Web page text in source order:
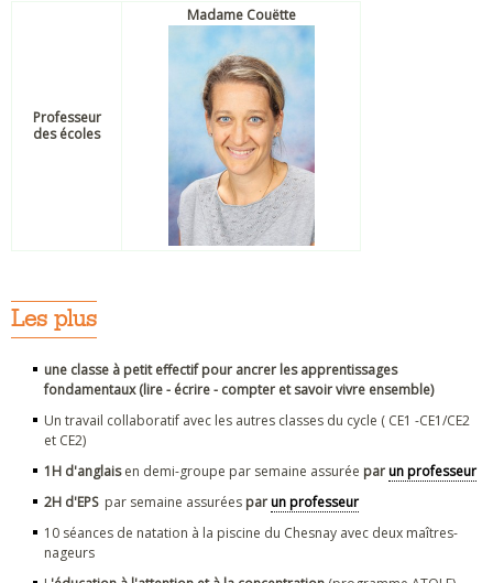
Professeur
des écoles
Madame Couëtte
Les plus
une classe à petit effectif pour ancrer les apprentissages
fondamentaux (lire - écrire - compter et savoir vivre ensemble)
Un travail collaboratif avec les autres classes du cycle ( CE1 -CE1/CE2
et CE2)
1H d'anglaisen demi-groupe par semaine assurée parun professeur
2H d'EPSpar semaine assurées parun professeur
10 séances de natation à la piscine du Chesnay avec deux maîtres-
nageurs